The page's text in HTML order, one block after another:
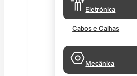
Eletrónica
Cabos e Calhas
Mecânica